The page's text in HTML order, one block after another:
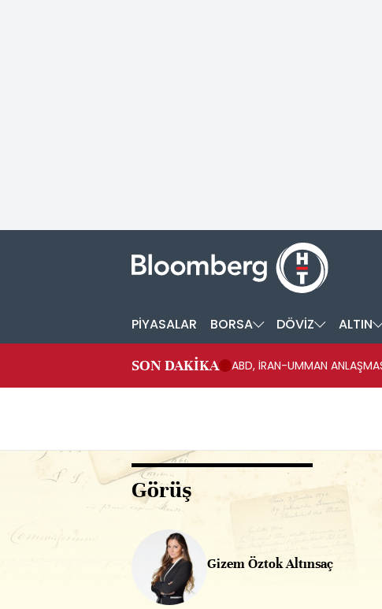
PİYASALAR BORSA DÖVİZ ALTIN
SON DAKİKA ABD, İRAN-UMMAN
Görüş
Gizem Öztok Altınsaç